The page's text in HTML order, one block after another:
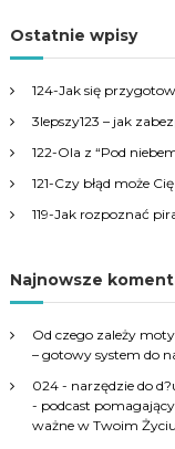
r
c
f
o
r
Ostatnie wpisy
124-Jak się
3lepszy123 – jak
122-Ola z “Pod
121-Czy błąd może
119-Jak rozpoznać
Najnowsze
Od czego zależy
– gotowy system do
024 - narzędzie do
- podcast
ważne w Twoim